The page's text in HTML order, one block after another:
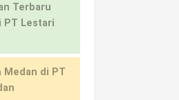
Terbaru
PT Lestari
Medan di PT